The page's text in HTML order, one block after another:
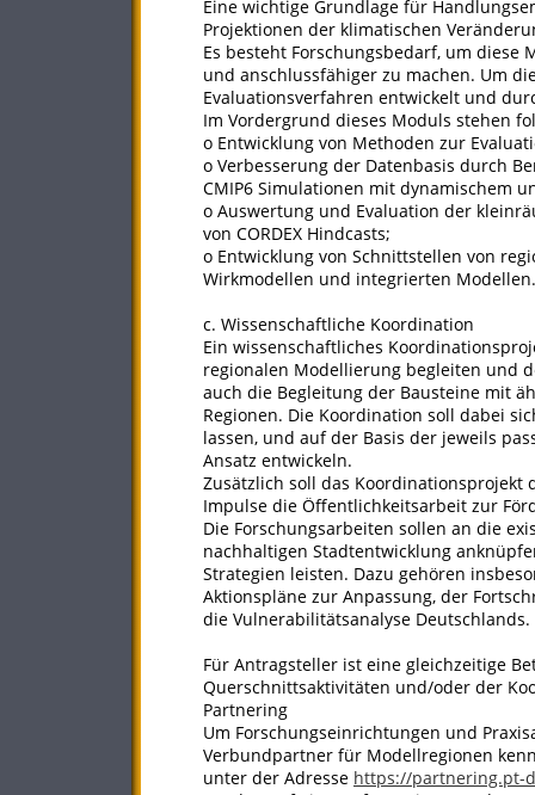
Eine wichtige Grundlage für
Projektionen der klimatischen
Es besteht Forschungsbedarf, um diese
und anschlussfähiger zu machen. Um
Evaluationsverfahren entwickelt und
Im Vordergrund dieses Moduls stehen
o Entwicklung von Methoden zur
o Verbesserung der Datenbasis durch
CMIP6 Simulationen mit dynamischem
o Auswertung und Evaluation der
von CORDEX Hindcasts;
o Entwicklung von Schnittstellen von
Wirkmodellen und integrierten Modellen.
c. Wissenschaftliche Koordination
Ein wissenschaftliches
regionalen Modellierung begleiten und
auch die Begleitung der Bausteine mit
Regionen. Die Koordination soll dabei
lassen, und auf der Basis der jeweils
Ansatz entwickeln.
Zusätzlich soll das
Impulse die Öffentlichkeitsarbeit zur
Die Forschungsarbeiten sollen an die
nachhaltigen Stadtentwicklung
Strategien leisten. Dazu gehören
Aktionspläne zur Anpassung, der
die Vulnerabilitätsanalyse Deutschlands.
Für Antragsteller ist eine gleichzeitige
Querschnittsaktivitäten und/oder der
Partnering
Um Forschungseinrichtungen und
Verbundpartner für Modellregionen
unter der Adresse https://partnering.pt-